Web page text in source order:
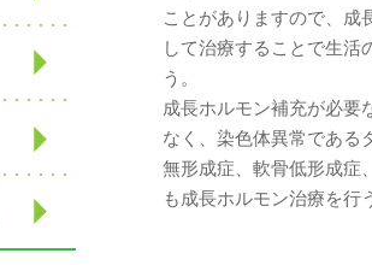
ことがありますので、成
して治療することで生活
う。
成長ホルモン補充が必要
なく、染色体異常である
無形成症、軟骨低形成症
も成長ホルモン治療を行